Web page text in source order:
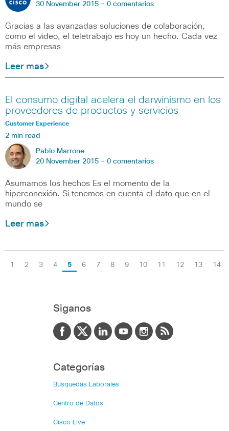
30 November 2015 - 0 comentarios
Gracias a las avanzadas soluciones de colaboración,
como el video, el teletrabajo es hoy un hecho. Cada vez
más empresas
Leer mas
El consumo digital acelera el darwinismo en los
proveedores de productos y servicios
Customer Experience
2 min read
Pablo Marrone
20 November 2015 - 0 comentarios
Asumamos los hechos Es el momento de la
hiperconexión. Si tenemos en cuenta el dato que en el
mundo se
Leer mas
1 2 3 4 5 6 7 8 9 10 11 12 13 14
Siganos
Categorías
Búsquedas Laborales
Centro de Datos
Cisco Live